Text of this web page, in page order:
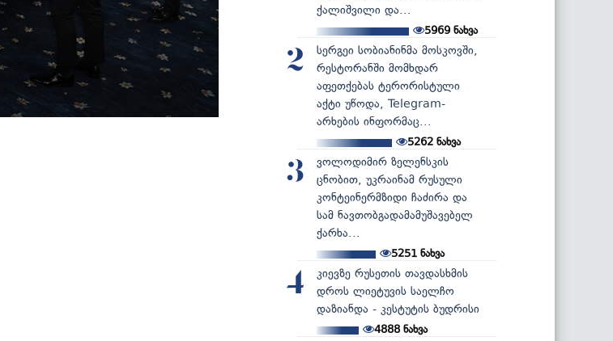
ქალიშვილი და...
5969 ნახვა
2
სერგეი სობიანინმა მოსკოვში,
რესტორანში მომხდარ
აფეთქებას ტერორისტული
აქტი უწოდა, Telegram-
არხების ინფორმაც...
5262 ნახვა
3
ვოლოდიმირ ზელენსკის
ცნობით, უკრაინამ რუსული
კონტეინერმზიდი ჩაძირა და
სამ ნავთობგადამამუშავებელ
ქარხა...
5251ნახვა
4
კიევზე რუსეთის თავდასხმის
დროს ლიეტუვის საელჩო
დაზიანდა - კესტუტის ბუდრისი
4888ნახვა